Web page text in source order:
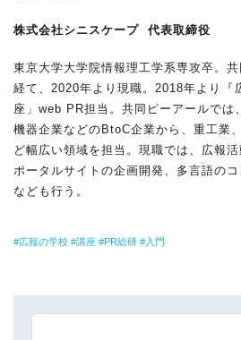
株式会社シニスケープ 代表取締役
東京大学大学院情報理工学系専攻卒。
経て、2020年より現職。2018年より『
座」web PR担当。共同ピーアールでは
機器企業などのBtoC企業から、重工業
ど幅広い領域を担当。現職では、広報
ポータルサイトの企画開発、多言語の
なども行う。
広報の学校 講座 PR総研 入門